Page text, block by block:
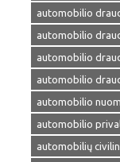
automobilio
automobilio
automobilio
automobilio
automobilio
automobilio
automobilių